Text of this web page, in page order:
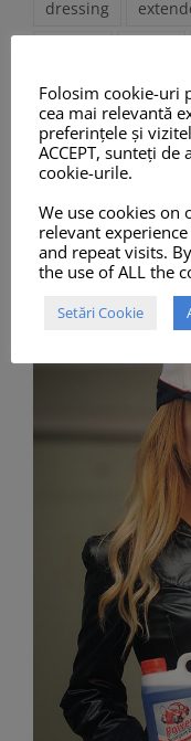
dressing
odorizant auto
pre-spalare
pulverizator
spalatorii self service
tratament
vinil
Folosim cookie-uri
cea mai relevantă
preferințele și
ACCEPT, sunteți
cookie-urile.
We use cookies on
relevant
and repeat visits.
the use of ALL the
Setări Cookie